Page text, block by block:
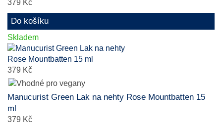
379 Kč
Do košíku
Skladem
379 Kč
Manucurist Green Lak na nehty Rose Mountbatten 15
ml
379 Kč